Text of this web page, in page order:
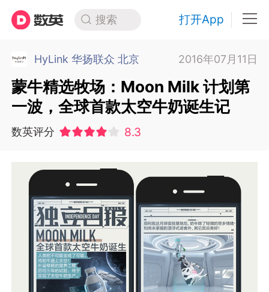
搜索 打开App
HyLink 华扬联众 北京 2016年07月11日
蒙牛精选牧场：Moon Milk 计划第
一波，全球首款太空牛奶诞生记
数英评分 8.3